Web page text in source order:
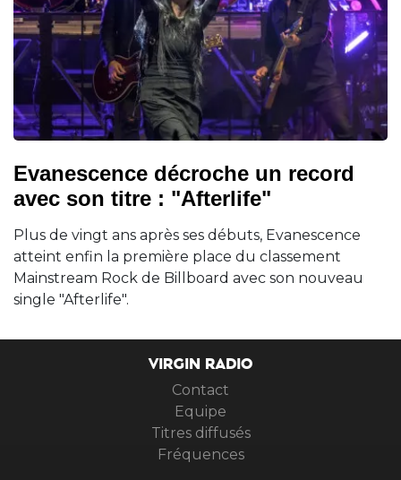
Evanescence décroche un record
avec son titre : "Afterlife"
Plus de vingt ans après ses débuts, Evanescence
atteint enfin la première place du classement
Mainstream Rock de Billboard avec son nouveau
single "Afterlife".
VIRGIN RADIO
Contact
Equipe
Titres diffusés
Fréquences